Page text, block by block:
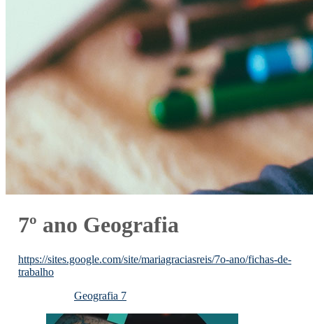
7º ano Geografia
https://sites.google.com/site/mariagraciasreis/7o-ano/fichas-de-
trabalho
Geografia 7